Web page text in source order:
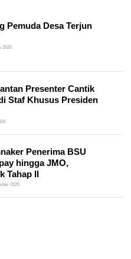
Pemuda Desa Terjun
2020
Presenter Cantik
Staf Khusus Presiden
Penerima BSU
hingga JMO,
Tahap II
2025